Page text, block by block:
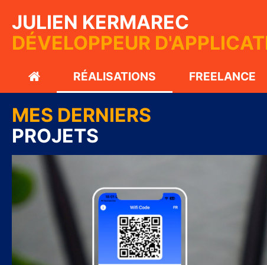
JULIEN KERMAREC
DÉVELOPPEUR
RÉALISATIONS FREELANCE
MES DERNIERS
PROJETS